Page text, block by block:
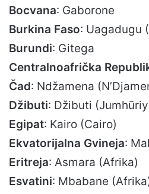
Bocvana: Gaborone
Burkina Faso: Uagadugu
Burundi: Gitega
Centralnoafrička
Čad: Ndžamena
Džibuti: Džibuti
Egipat: Kairo (Cairo)
Ekvatorijalna Gvineja:
Eritreja: Asmara (Afrika)
Esvatini: Mbabane